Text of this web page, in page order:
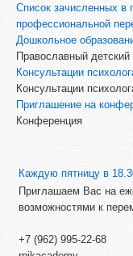
Список зачисленных в
профессиональной
Дошкольное
Православный детский
Консультации
Консультации
Приглашение на
Конференция
Каждую пятницу в
Приглашаем Вас на
возможностями к
+7 (962) 995-22-68